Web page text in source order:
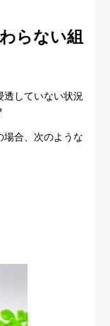
らない組
していない状況
場合、次のような